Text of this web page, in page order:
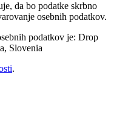
da bo podatke skrbno
osebnih podatkov.
podatkov je: Drop
Slovenia
.